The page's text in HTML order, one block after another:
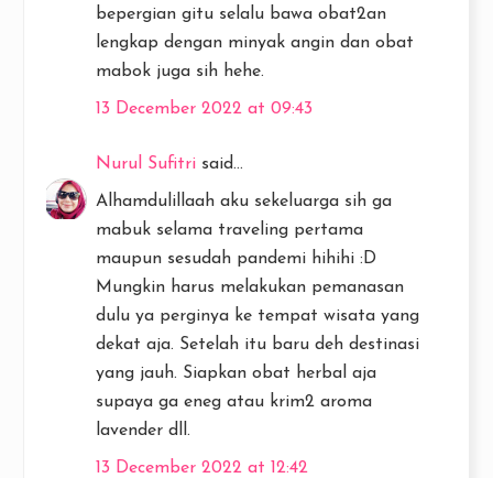
bepergian gitu selalu bawa obat2an
lengkap dengan minyak angin dan obat
mabok juga sih hehe.
13 December 2022 at 09:43
Nurul Sufitri said...
Alhamdulillaah aku sekeluarga sih ga
mabuk selama traveling pertama
maupun sesudah pandemi hihihi :D
Mungkin harus melakukan pemanasan
dulu ya perginya ke tempat wisata yang
dekat aja. Setelah itu baru deh destinasi
yang jauh. Siapkan obat herbal aja
supaya ga eneg atau krim2 aroma
lavender dll.
13 December 2022 at 12:42